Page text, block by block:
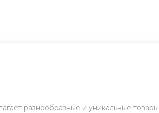
разнообразные и уникальные товары